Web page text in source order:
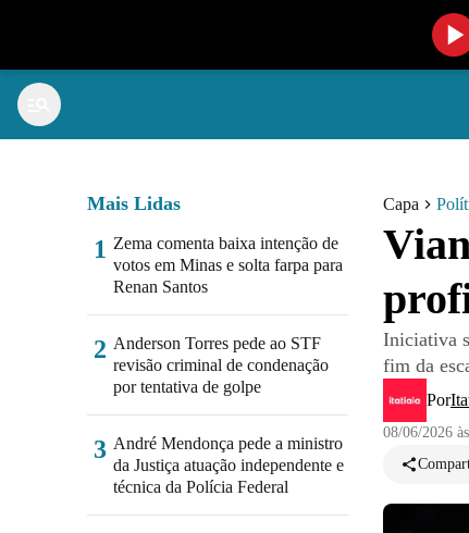
Capa
Iniciativa
fim da
Por
08/06/2026
Mais Lidas
1 Zema comenta baixa intenção de
votos em Minas e solta farpa para
Renan Santos
2 Anderson Torres pede ao STF
revisão criminal de condenação
por tentativa de golpe
3 André Mendonça pede a ministro
da Justiça atuação independente e
técnica da Polícia Federal